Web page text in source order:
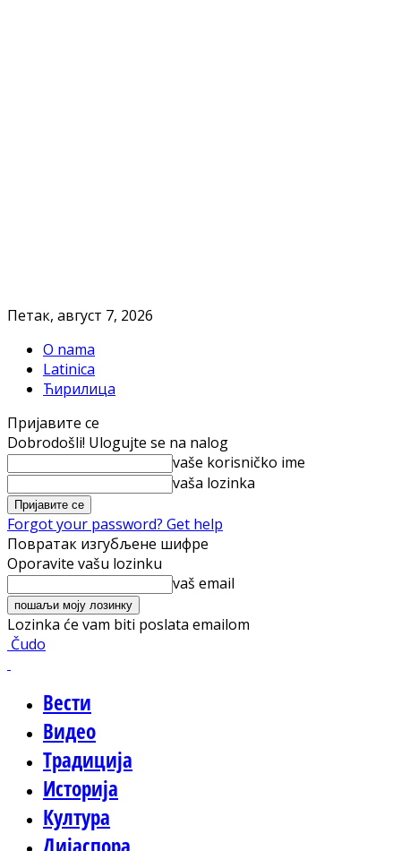
Петак, август 7, 2026
O nama
Latinica
Ћирилица
Пријавите се
Dobrodošli! Ulogujte se na nalog
vaše korisničko ime
vaša lozinka
Forgot your password? Get help
Повратак изгубљене шифре
Oporavite vašu lozinku
vaš email
Lozinka će vam biti poslata emailom
Čudo
Вести
Видео
Традиција
Историја
Култура